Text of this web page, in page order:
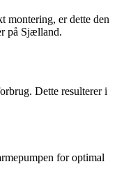
montering, er dette den
på Sjælland.
Dette resulterer i
for optimal